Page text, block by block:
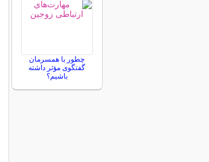
چطور با همسرمان
گفتگوی مؤثر داشته
باشیم؟